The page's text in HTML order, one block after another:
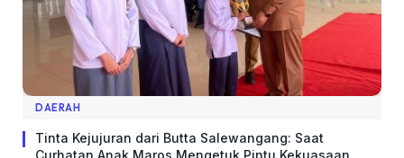
DAERAH
Tinta Kejujuran dari Butta Salewangang: Saat